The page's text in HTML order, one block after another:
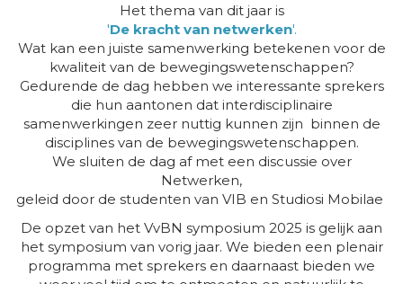
Het thema van dit jaar is
'De kracht van netwerken'.
Wat kan een juiste samenwerking betekenen voor de
kwaliteit van de bewegingswetenschappen?
Gedurende de dag hebben we interessante sprekers
die hun aantonen dat interdisciplinaire
samenwerkingen zeer nuttig kunnen zijn binnen de
disciplines van de bewegingswetenschappen.
We sluiten de dag af met een discussie over
Netwerken,
geleid door de studenten van VIB en Studiosi Mobilae
De opzet van het VvBN symposium 2025 is gelijk aan
het symposium van vorig jaar. We bieden een plenair
programma met sprekers en daarnaast bieden we